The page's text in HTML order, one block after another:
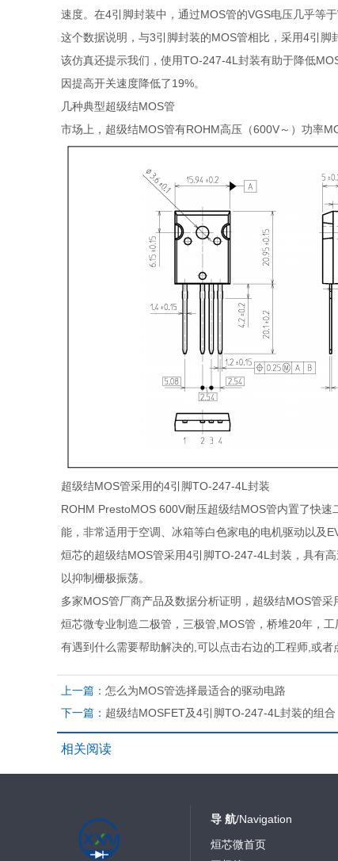
速度。在4引脚封装中，通过MOS管的VGS电压几乎等于
这个数据说明，与3引脚封装的MOS管相比，采用4引脚
该仿真还提示我们，使用TO-247-4L封装有助于降低
因提高开关速度降低了19%。
几种典型超级结MOS管
市场上，超级结MOS管有ROHM高压（600V～）功率
超级结MOS管采用的4引脚TO-247-4L封装
ROHM PrestoMOS 600V耐压超级结MOS管内置了快
能，非常适用于空调、冰箱等白色家电的电机驱动以及
烜芯的超级结MOS管采用4引脚TO-247-4L封装，具有
以抑制栅极振荡。
多家MOS管厂商产品及数据分析证明，超级结MOS管
烜芯微专业制造二极管，三极管,MOS管，桥堆20年，
有遇到什么需要帮助解决的,可以点击右边的工程师,或
上一篇： 怎么为MOS管选择最适合的驱动电路
下一篇： 超级结MOSFET及4引脚TO-247-4L封装的组合
相关阅读
导 航/Navigation
烜芯微首页